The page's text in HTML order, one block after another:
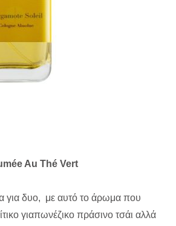
Au Thé Vert
για δυο, με αυτό το άρωμα που
γιαπωνέζικο πράσινο τσάι αλλά